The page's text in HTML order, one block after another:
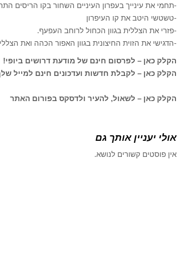
-תחמי את עינייך בעפרון העיניים השחור בקו הריסים
-טשטשי היטב את קו העיפרון
-פזרי את הצללית בגוון הכחול לרוחב העפעף.
-הדגישי את הזוית החיצונית בגוון האפור הכהה ואת
הקלק כאן – לפרסום חינם של מודעת דרושים ביופי!
הקלק כאן – לקבלת חדשות ועדכונים חינם למייל
הקלק כאן – לשאול, להעיר ולדסקס בפורום האתר
אולי יעניין אותך גם
אין פוסטים קשורים לנושא.